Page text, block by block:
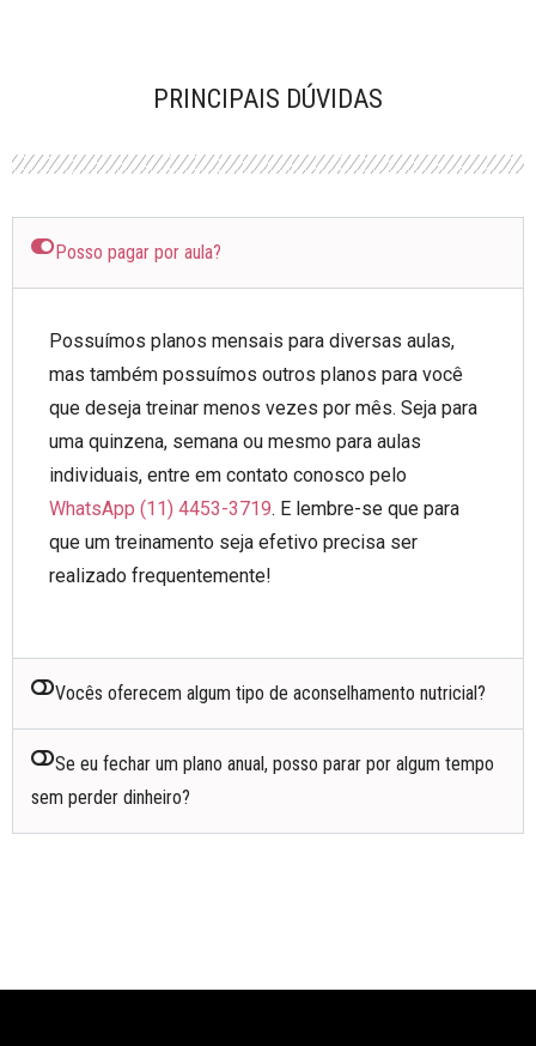
PRINCIPAIS DÚVIDAS
Posso pagar por aula?
Possuímos planos mensais para diversas aulas,
mas também possuímos outros planos para você
que deseja treinar menos vezes por mês. Seja para
uma quinzena, semana ou mesmo para aulas
individuais, entre em contato conosco pelo
WhatsApp (11) 4453-3719. E lembre-se que para
que um treinamento seja efetivo precisa ser
realizado frequentemente!
Vocês oferecem algum tipo de aconselhamento nutricial?
Se eu fechar um plano anual, posso parar por algum tempo
sem perder dinheiro?